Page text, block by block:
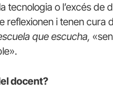
tecnologia o l’excés
reflexionen i tenen cura
que escucha,
docent?